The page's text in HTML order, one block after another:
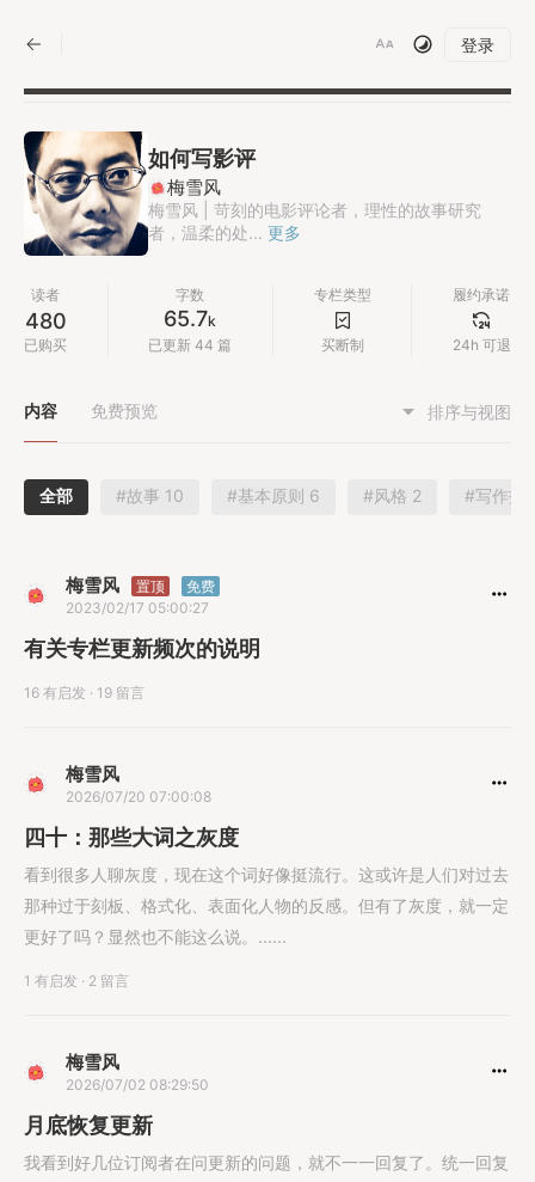
登录
如何写影评
梅雪风
梅雪风 | 苛刻的电影评论者，理性的故事研究
者，温柔的处... 更多
读者
480
已购买
字数
65.7k
已更新 44 篇
专栏类型
买断制
履约承诺
24h 可退
内容 免费预览 排序与视图
全部 #故事 10 #基本原则 6 #风格 2 #写作技
梅雪风 置顶
免费
2023/02/17 05:00:27
有关专栏更新频次的说明
16 有启发 · 19 留言
梅雪风
2026/07/20 07:00:08
四十：那些大词之灰度
看到很多人聊灰度，现在这个词好像挺流行。这或许是人们对过去
那种过于刻板、格式化、表面化人物的反感。但有了灰度，就一定
更好了吗？显然也不能这么说。......
1 有启发 · 2 留言
梅雪风
2026/07/02 08:29:50
月底恢复更新
我看到好几位订阅者在问更新的问题，就不一一回复了。统一回复